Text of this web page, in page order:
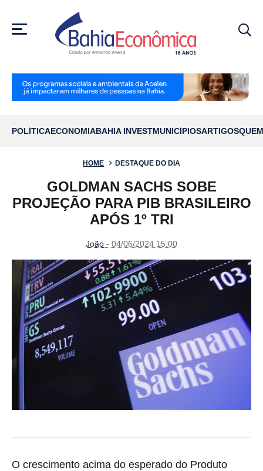
MENU
POLÍTICAECONOMIABAHIA INVESTMUNICÍPIOSARTIGOS
HOME DESTAQUE DO DIA
GOLDMAN SACHS SOBE
PROJEÇÃO PARA PIB BRASILEIRO
APÓS 1º TRI
João - 04/06/2024 15:00
O crescimento acima do esperado do Produto